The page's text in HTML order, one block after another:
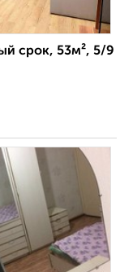
срок, 53м², 5/9